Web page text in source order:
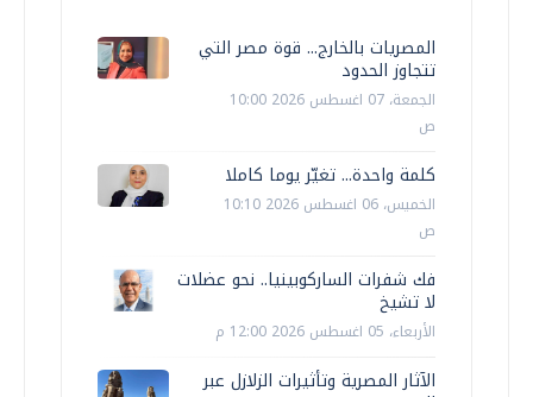
المصريات بالخارج... قوة مصر التي
تتجاوز الحدود
الجمعة، 07 اغسطس 2026 10:00
ص
كلمة واحدة... تغيّر يوما كاملا
الخميس، 06 اغسطس 2026 10:10
ص
فك شفرات الساركوبينيا.. نحو عضلات
لا تشيخ
الأربعاء، 05 اغسطس 2026 12:00 م
الآثار المصرية وتأثيرات الزلازل عبر